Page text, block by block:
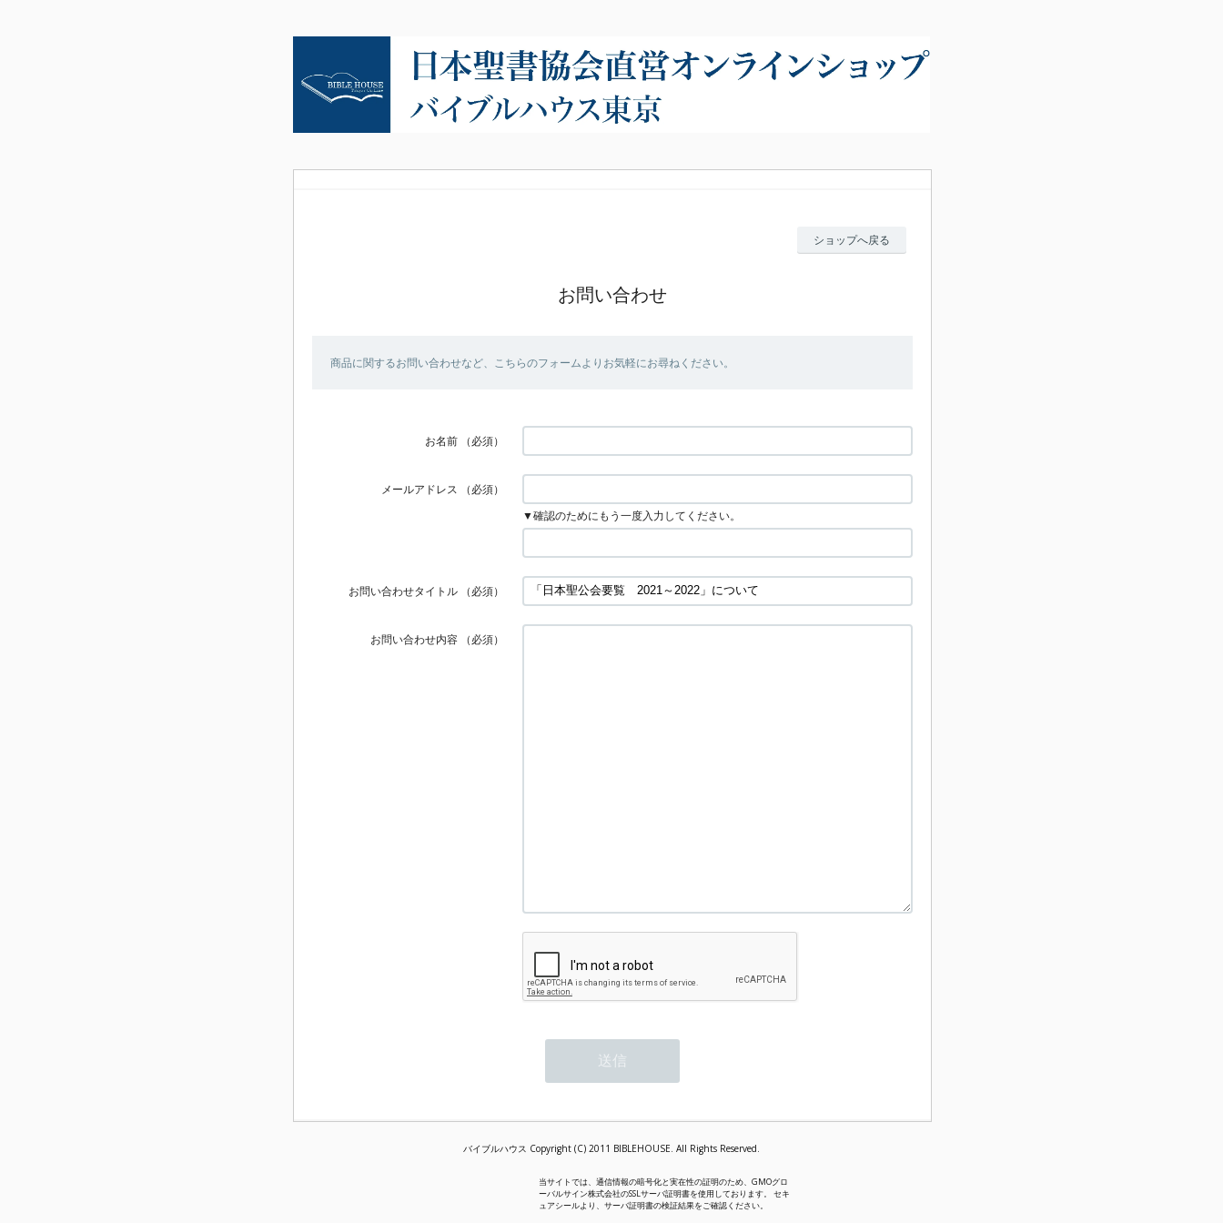
ショップへ戻る
お問い合わせ
商品に関するお問い合わせなど、こちらのフォームよりお気軽にお尋ねください。
お名前 （必須）
メールアドレス
（必須）
▼確認のためにもう一度入力してください。
お問い合わせタイトル （必須）
お問い合わせ内容 （必須）
バイブルハウス Copyright (C) 2011 BIBLEHOUSE. All Rights Reserved.
当サイトでは、通信情報の暗号化と実在性の証明のため、GMOグロ
ーバルサイン株式会社のSSLサーバ証明書を使用しております。 セキ
ュアシールより、サーバ証明書の検証結果をご確認ください。